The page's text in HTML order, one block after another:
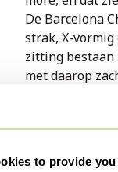
to provide
De Barcelona
strak, X-
zitting bestaan
met daarop
herkent een
handtekening
der Rohe.